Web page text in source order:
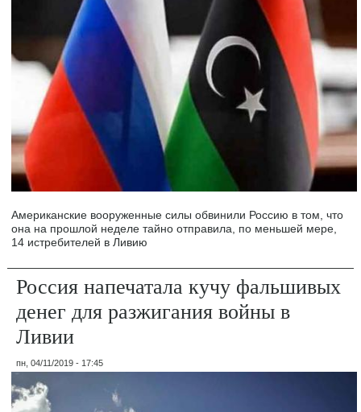
Американские вооруженные силы обвинили Россию в том, что
она на прошлой неделе тайно отправила, по меньшей мере,
14 истребителей в Ливию
Россия напечатала кучу фальшивых
денег для разжигания войны в
Ливии
пн, 04/11/2019 - 17:45